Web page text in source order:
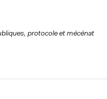
protocole et mécénat